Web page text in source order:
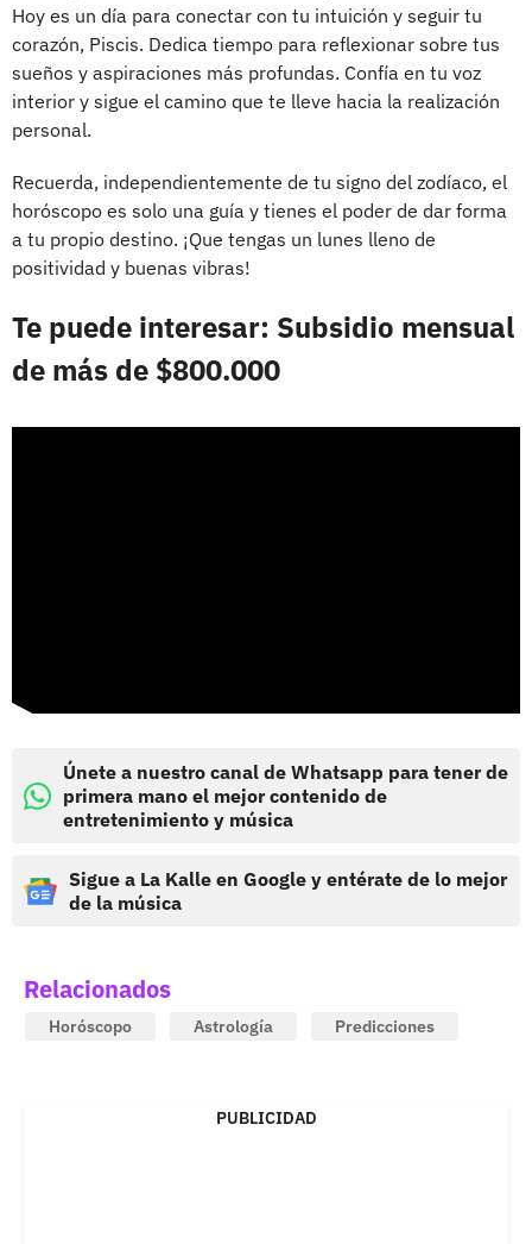
Hoy es un día para conectar con tu intuición y seguir tu
corazón, Piscis. Dedica tiempo para reflexionar sobre tus
sueños y aspiraciones más profundas. Confía en tu voz
interior y sigue el camino que te lleve hacia la realización
personal.
Recuerda, independientemente de tu signo del zodíaco, el
horóscopo es solo una guía y tienes el poder de dar forma
a tu propio destino. ¡Que tengas un lunes lleno de
positividad y buenas vibras!
Te puede interesar: Subsidio mensual
de más de $800.000
Únete a nuestro canal de Whatsapp para tener de
primera mano el mejor contenido de
entretenimiento y música
Sigue a La Kalle en Google y entérate de lo mejor
de la música
Relacionados
Horóscopo Astrología Predicciones
PUBLICIDAD